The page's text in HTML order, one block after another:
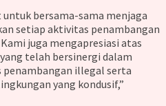
bersama-sama menjaga
setiap aktivitas penambangan
juga mengapresiasi atas
telah bersinergi dalam
penambangan illegal serta
yang kondusif,”